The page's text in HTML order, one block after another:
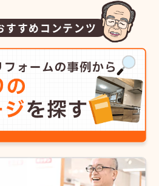
すすめコンテンツ